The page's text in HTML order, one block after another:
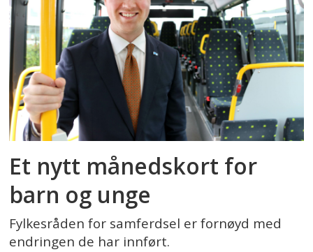
Et nytt månedskort for
barn og unge
Fylkesråden for samferdsel er fornøyd med
endringen de har innført.